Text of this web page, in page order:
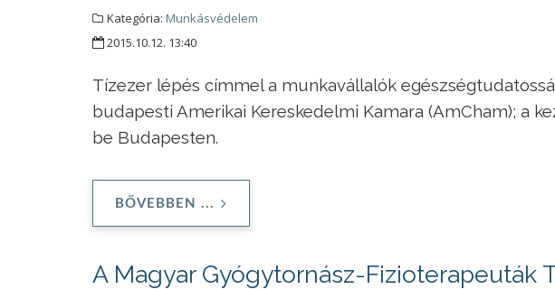
Kategória: Munkásvédelem
2015.10.12. 13:40
Tízezer lépés címmel a munkavállalók
budapesti Amerikai Kereskedelmi Kamara (AmCham); a
be Budapesten.
BŐVEBBEN ...
A Magyar Gyógytornász-Fizioterapeuták